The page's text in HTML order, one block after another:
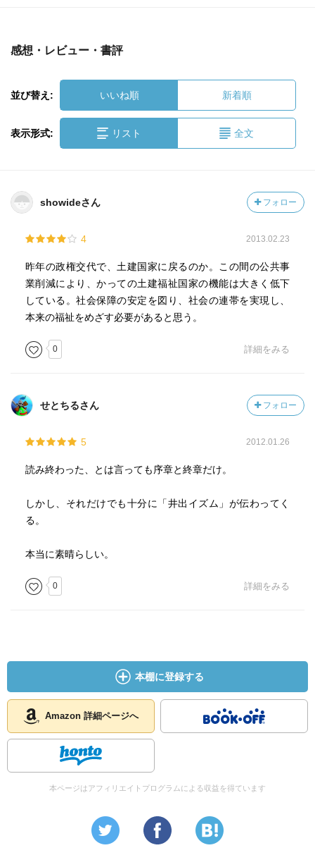
感想・レビュー・書評
並び替え: いいね順 新着順
表示形式: リスト 全文
showideさん フォロー
4 2013.02.23
昨年の政権交代で、土建国家に戻るのか。この間の公共事
業削減により、かっての土建福祉国家の機能は大きく低下
している。社会保障の安定を図り、社会の連帯を実現し、
本来の福祉をめざす必要があると思う。
0 詳細をみる
せとちるさん フォロー
5 2012.01.26
読み終わった、とは言っても序章と終章だけ。
しかし、それだけでも十分に「井出イズム」が伝わってく
る。
本当に素晴らしい。
0 詳細をみる
本棚に登録する
Amazon 詳細ページへ
本ページはアフィリエイトプログラムによる収益を得ています